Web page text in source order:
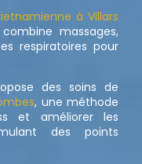
à Villars
massages,
respiratoires pour
des soins de
, une méthode
et améliorer les
des points